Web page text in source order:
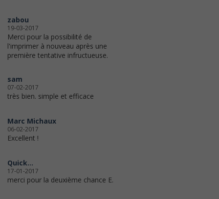
zabou
19-03-2017
Merci pour la possibilité de
l'imprimer à nouveau après une
première tentative infructueuse.
sam
07-02-2017
très bien. simple et efficace
Marc Michaux
06-02-2017
Excellent !
Quick...
17-01-2017
merci pour la deuxième chance E.